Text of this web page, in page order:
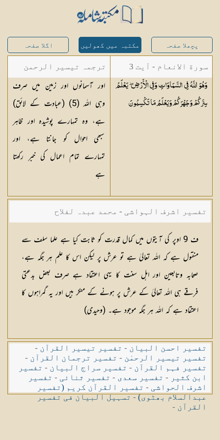
پچھلا صفحہ مکتبہ میں کھولیں اگلا صفحہ
سورة الانعام - آیت 3
وَهُوَ اللَّهُ فِي السَّمَاوَاتِ وَفِي الْأَرْضِ ۖ يَعْلَمُ
سِرَّكُمْ وَجَهْرَكُمْ وَيَعْلَمُ مَاتَكْسِبُونَ
ترجمہ تیسیر الرحمن
لبیان القرآن - محمد
لقمان سلفی
اور آسمانوں اور زمین میں صرف
وہی اللہ (5) (عبادت کے لائق)
ہے، وہ تمہارے پوشیدہ اور ظاہر
سبھی احوال کو جانتا ہے، اور
تمہارے تمام اعمال کی خبر رکھتا
ہے
تفسیر اشرف الہواشی - محمد عبدہ لفلاح
ف 9 اوپر کی آیتوں میں کمال قدرت کو ثابت كیا ہے علما سلف سے
منقول ہے کہ اللہ تعالیٰ ہے تو عرش پر لیکن اس کا علم ہر جگہ ہے،
صحابہ وتابعین اور اہل سنت کا یہی اعتقاد ہے صرف بعض بدعتی
فرقے ہی اللہ تعالیٰ کے عرش پر ہونے کے منکر ہیں اور یہ گمراہوں کا
اعتقاد ہے کہ اللہ ہر جگہ موجود ہے۔ (وحیدی)
تفسیر احسن البیان - تفسیر تیسیر القرآن -
تفسیر تیسیر الرحمٰن - تفسیر ترجمان القرآن -
تفسیر فہم القرآن - تفسیر سراج البیان - تفسیر
ابن کثیر - تفسیر سعدی - تفسیر ثنائی - تفسیر
اشرف الحواشی - تفسیر القرآن کریم (تفسیر
عبدالسلام بھٹوی)-تسہیل البیان فی تفسیر
القرآن -